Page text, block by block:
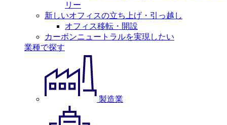
リー
新しいオフィスの立ち上げ・引っ越し
オフィス移転・開設
カーボンニュートラルを実現したい
業種で探す
製造業